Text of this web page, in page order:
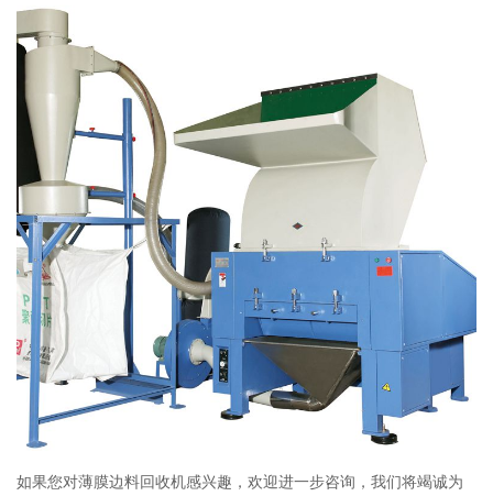
如果您对薄膜边料回收机感兴趣，欢迎进一步咨询，我们将竭诚为